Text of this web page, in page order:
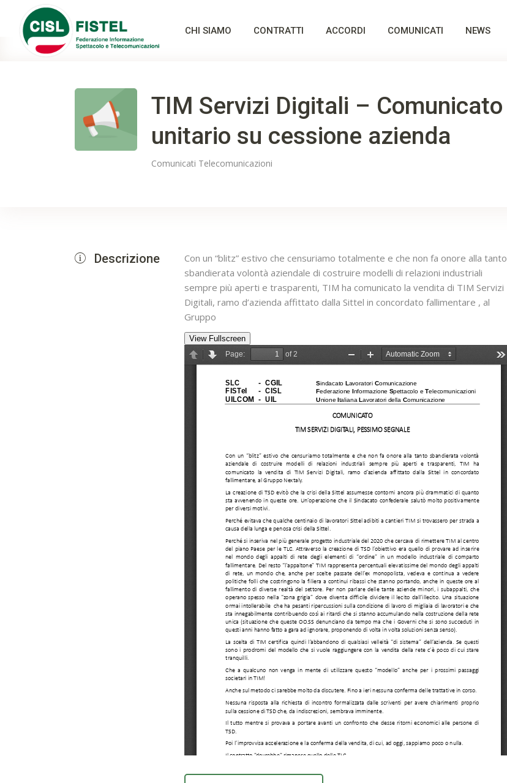
CHI SIAMO CONTRATTI ACCORDI COMUNICATI NEWS
TIM Servizi Digitali – Comunicato
unitario su cessione azienda
Comunicati Telecomunicazioni
Descrizione
Con un “blitz” estivo che censuriamo totalmente e che non fa onore alla tanto
sbandierata volontà aziendale di costruire modelli di relazioni industriali
sempre più aperti e trasparenti, TIM ha comunicato la vendita di TIM Servizi
Digitali, ramo d’azienda affittato dalla Sittel in concordato fallimentare , al
Gruppo
View Fullscreen